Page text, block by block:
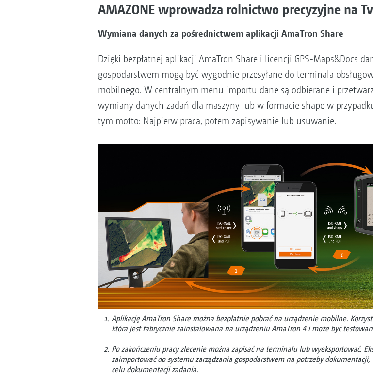
AMAZONE wprowadza rolnictwo precyzyjne na
Wymiana danych za pośrednictwem aplikacji AmaTron Share
Dzięki bezpłatnej aplikacji AmaTron Share i licencji GPS-Maps&Docs
gospodarstwem mogą być wygodnie przesyłane do terminala
mobilnego. W centralnym menu importu dane są odbierane i
wymiany danych zadań dla maszyny lub w formacie shape w
tym motto: Najpierw praca, potem zapisywanie lub usuwanie.
Aplikację AmaTron Share można bezpłatnie pobrać na urządzenie mobilne.
która jest fabrycznie zainstalowana na urządzeniu AmaTron 4 i może być
Po zakończeniu pracy zlecenie można zapisać na terminalu lub wyeksportować.
zaimportować do systemu zarządzania gospodarstwem na potrzeby
celu dokumentacji zadania.